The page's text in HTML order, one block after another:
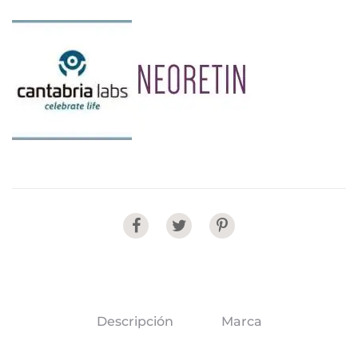
Share
Descripción Marca